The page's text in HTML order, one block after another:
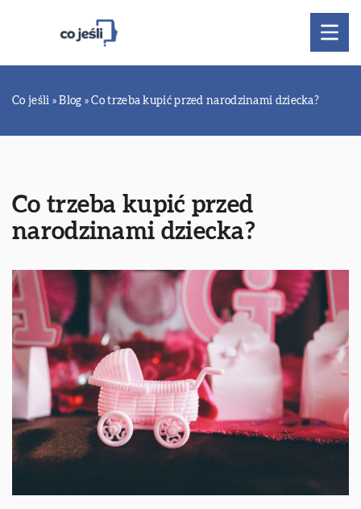
Co jeśli »Blog »Co trzeba kupić przed narodzinami dziecka?
Co trzeba kupić przed
narodzinami dziecka?